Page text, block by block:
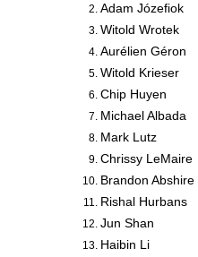
Adam Józefiok
Witold Wrotek
Aurélien Géron
Witold Krieser
Chip Huyen
Michael Albada
Mark Lutz
Chrissy LeMaire
Brandon Abshire
Rishal Hurbans
Jun Shan
Haibin Li